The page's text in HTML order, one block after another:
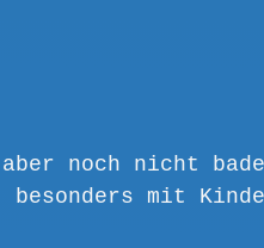
noch nicht
besonders mit